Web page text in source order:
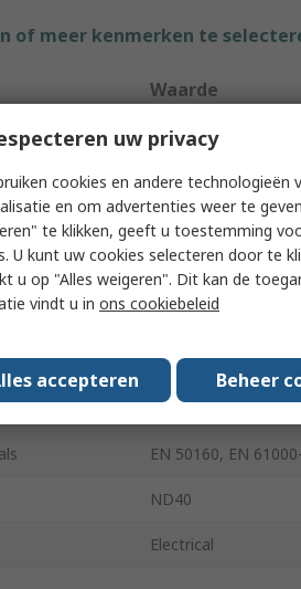
of meer kenmerken te
Waarde
Sifam Tinsley
Active Power,
Digital Panel
TFT LCD
16mm
Temperature 0°C
Temperature 50°C
EN 50160, EN
ND40
Electrical
uw privacy
cookies en andere technologieën
en om advertenties weer te
te klikken, geeft u toestemming
U kunt uw cookies selecteren door te
u op "Alles weigeren". Dit kan de
vindt u in ons cookiebeleid
accepteren Beheer